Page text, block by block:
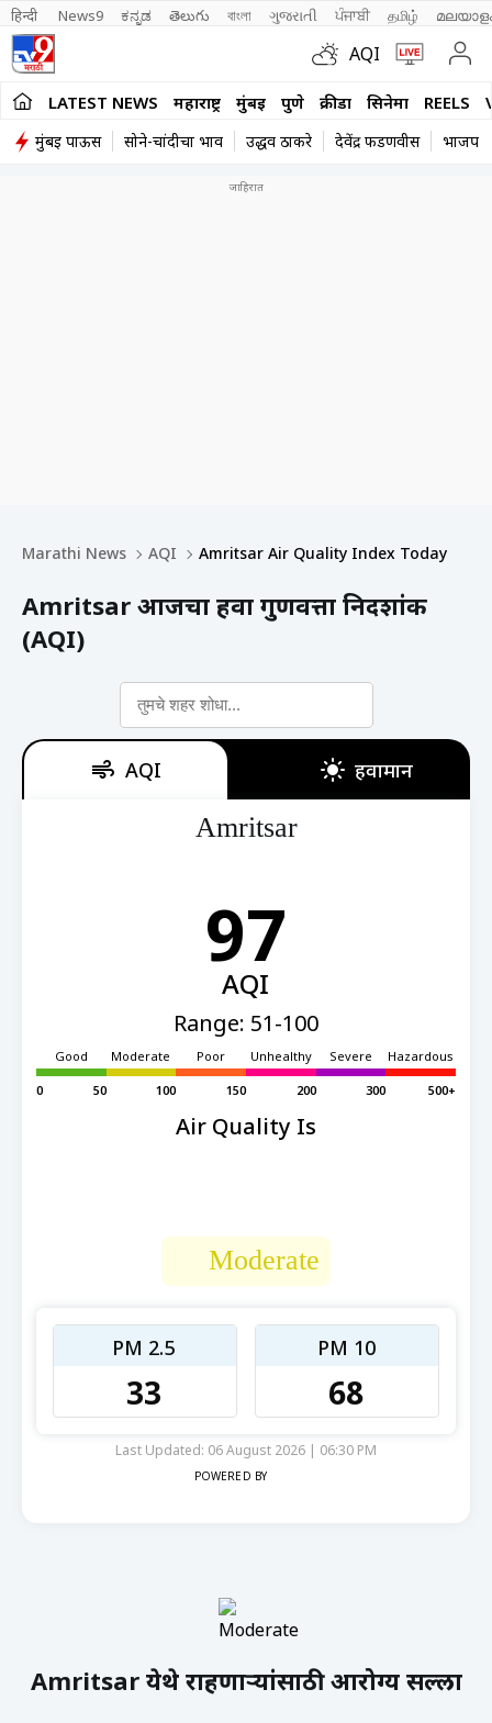
हिन्दी News9 ಕನ್ನಡ తెలుగు বাংলা ગુજરાતી ਪੰਜਾਬੀ தமிழ்
AQI
LATEST NEWS महाराष्ट्र मुंबई पुणे क्रीडा सिनेमा REELS
मुंबई पाऊस सोने-चांदीचा भाव उद्धव ठाकरे देवेंद्र फडणवीस भाजप
Marathi News AQI Amritsar Air Quality Index Today
Amritsar आजचा हवा गुणवत्ता निर्देशांक
(AQI)
AQI हवामान
Amritsar
97
AQI
Range: 51-100
Good
0 50
Moderate
100
Poor
150
Unhealthy
200
Severe
300
Hazardous
500+
Air Quality Is
Moderate
PM 2.5
33
PM 10
68
Last Updated: 06 August 2026 | 06:30 PM
POWERED BY
Amritsar येथे राहणाऱ्यांसाठी आरोग्य सल्ला